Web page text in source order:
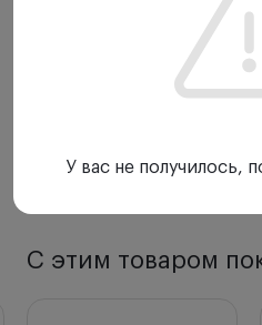
С этим товаром
У вас не получилось,